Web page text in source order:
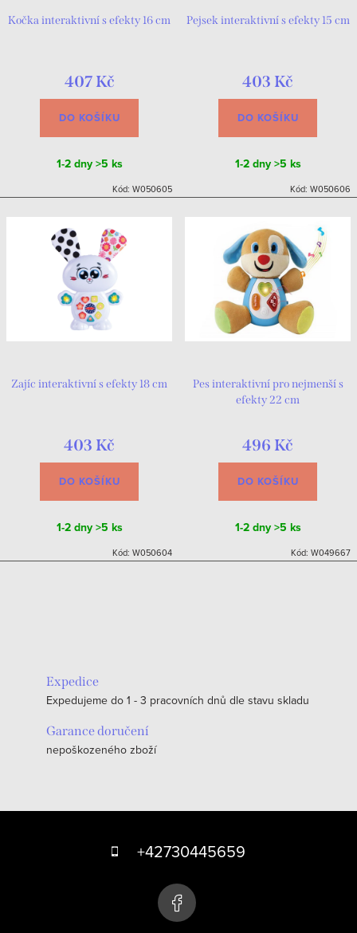
Kočka interaktivní s efekty 16 cm
407 Kč
DO KOŠÍKU
1-2 dny>5 ks
Kód: W050605
Pejsek interaktivní s efekty 15 cm
403 Kč
DO KOŠÍKU
1-2 dny>5 ks
Kód: W050606
Zajíc interaktivní s efekty 18 cm
403 Kč
DO KOŠÍKU
1-2 dny>5 ks
Kód: W050604
Pes interaktivní pro nejmenší s
efekty 22 cm
496 Kč
DO KOŠÍKU
1-2 dny>5 ks
Kód: W049667
Expedice
Expedujeme do 1 - 3 pracovních dnů dle stavu skladu
Garance doručení
nepoškozeného zboží
+42730445659